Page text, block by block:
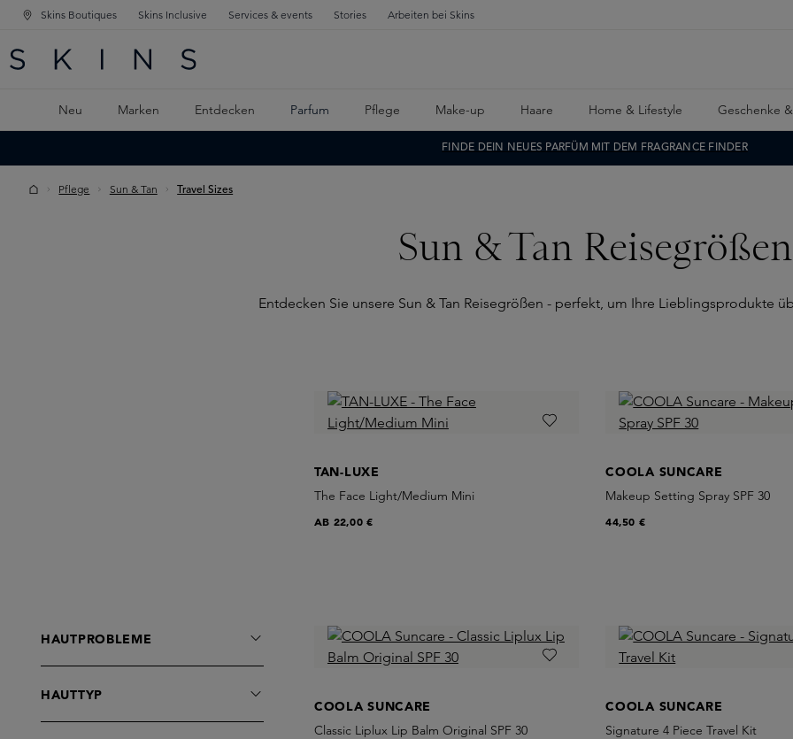
SPRINGEN
SPRINGEN
Skins Boutiques Skins Inclusive Services & events Stories Arbeiten bei Skins
Neu Marken Entdecken Parfum Pflege Make-up Haare Home & Lifestyle Geschenke
FINDE DEIN NEUES PARFÜM MIT DEM FRAGRANCE FINDER
Pflege Sun & Tan Travel Sizes
Sun & Tan Reisegrößen
Entdecken Sie unsere Sun & Tan Reisegrößen - perfekt, um Ihre Lieblingsprodukte
HAUTPROBLEME
HAUTTYP
TAN-LUXE
The Face Light/Medium Mini
AB 22,00 €
COOLA SUNCARE
Makeup Setting Spray SPF 30
44,50 €
COOLA SUNCARE
Classic Liplux Lip Balm Original SPF 30
COOLA SUNCARE
Signature 4 Piece Travel Kit